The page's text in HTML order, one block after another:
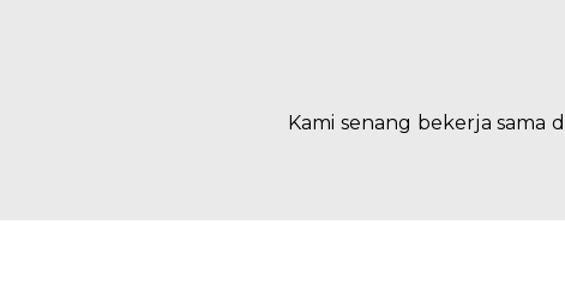
Kami senang bekerja